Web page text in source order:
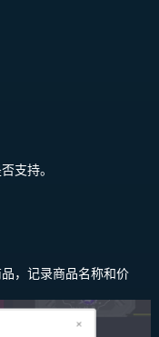
支持。
，记录商品名称和价